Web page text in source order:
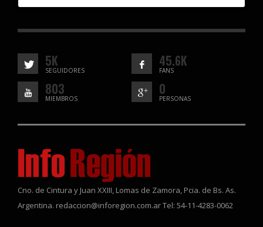
5K
SEGUIDORES
45.6K
FANS
803
MIEMBROS
0
PERSONAS
Cno. de Cintura y Juan XXIII, Lomas de Zamora, Pcia. de Bs. As.
Argentina. redaccion@inforegion.com.ar Tel: 54-11-4283-0062